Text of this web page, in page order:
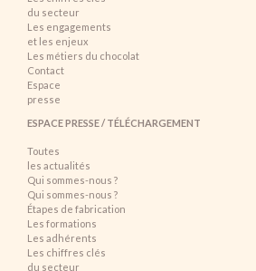
du secteur
Les engagements
et les enjeux
Les métiers du chocolat
Contact
Espace
presse
ESPACE PRESSE / TÉLÉCHARGEMENT
Toutes
les actualités
Qui sommes-nous ?
Qui sommes-nous ?
Étapes de fabrication
Les formations
Les adhérents
Les chiffres clés
du secteur